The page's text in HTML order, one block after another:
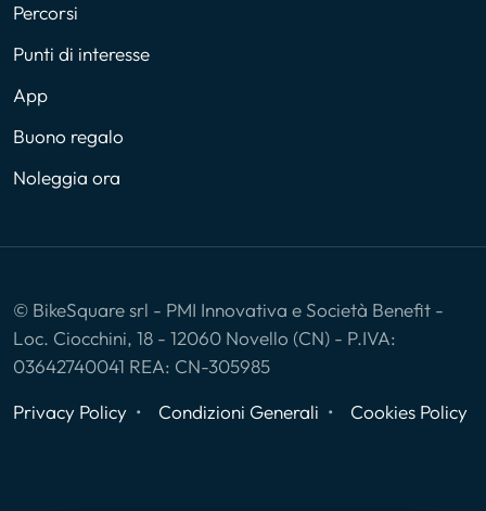
Percorsi
Punti di interesse
App
Buono regalo
Noleggia ora
© BikeSquare srl - PMI Innovativa e Società Benefit -
Loc. Ciocchini, 18 - 12060 Novello (CN) - P.IVA:
03642740041 REA: CN-305985
Privacy Policy
Condizioni Generali Cookies Policy